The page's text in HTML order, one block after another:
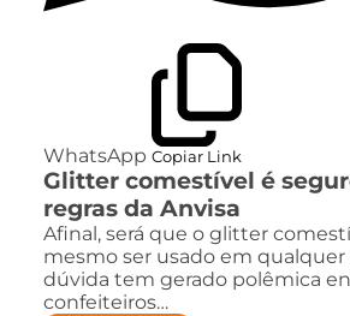
WhatsApp Copiar Link
Glitter comestível é
regras da Anvisa
Afinal, será que o glitter
mesmo ser usado em qualquer
dúvida tem gerado polêmica
confeiteiros…